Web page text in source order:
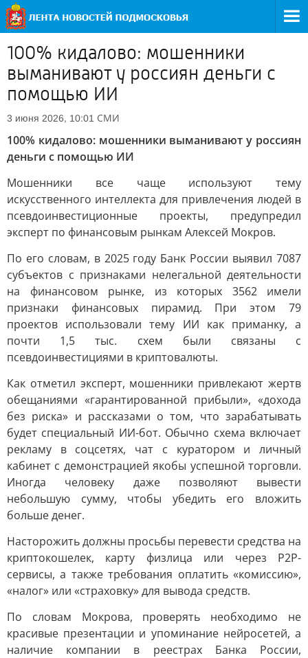
100% кидалово: мошенники
выманивают у россиян деньги с
помощью ИИ
3 июня 2026, 10:01 СМИ
100% кидалово: мошенники выманивают у россиян
деньги с помощью ИИ
Мошенники все чаще используют тему
искусственного интеллекта для привлечения людей в
псевдоинвестиционные проекты, предупредил
эксперт по финансовым рынкам Алексей Мокров.
По его словам, в 2025 году Банк России выявил 7087
субъектов с признаками нелегальной деятельности
на финансовом рынке, из которых 3562 имели
признаки финансовых пирамид. При этом 79
проектов использовали тему ИИ как приманку, а
почти 1,5 тыс. схем были связаны с
псевдоинвестициями в криптовалюты.
Как отметил эксперт, мошенники привлекают жертв
обещаниями «гарантированной прибыли», «дохода
без риска» и рассказами о том, что зарабатывать
будет специальный ИИ-бот. Обычно схема включает
рекламу в соцсетях, чат с куратором и личный
кабинет с демонстрацией якобы успешной торговли.
Иногда человеку даже позволяют вывести
небольшую сумму, чтобы убедить его вложить
больше денег.
Насторожить должны просьбы перевести средства на
криптокошелек, карту физлица или через P2P-
сервисы, а также требования оплатить «комиссию»,
«налог» или «страховку» для вывода средств.
По словам Мокрова, проверять необходимо не
красивые презентации и упоминание нейросетей, а
наличие компании в реестрах Банка России,